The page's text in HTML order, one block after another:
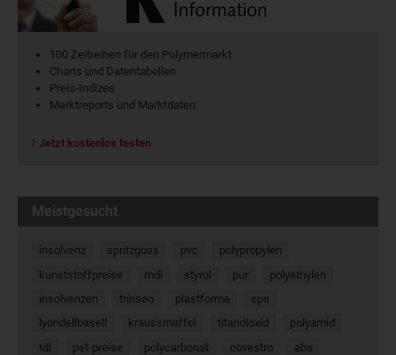
100 Zeitreihen für den Polymermarkt
Charts und Datentabellen
Preis-Indizes
Marktreports und Marktdaten
Jetzt kostenlos testen
Meistgesucht
insolvenz spritzguss pvc
polypropylen
kunststoffpreise
mdi styrol pur
polyethylen
insolvenzen
trinseo plastforma
eps
lyondellbasell
kraussmaffei titandioxid
polyamid
tdi
pet-preise polycarbonat covestro
abs